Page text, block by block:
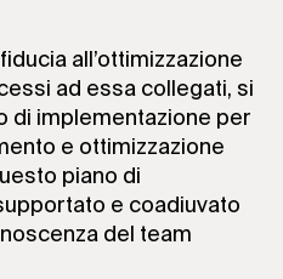
all’ottimizzazione
ad essa collegati, si
di implementazione per
e ottimizzazione
piano di
e coadiuvato
del team